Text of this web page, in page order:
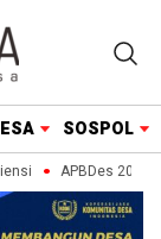
SOSPOL
APBDes 2027: